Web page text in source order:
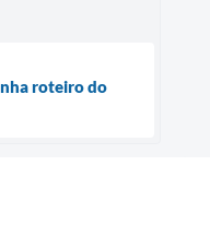
roteiro do